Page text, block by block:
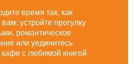
время так, как
устройте прогулку
романтическое
или уединитесь
с любимой книгой